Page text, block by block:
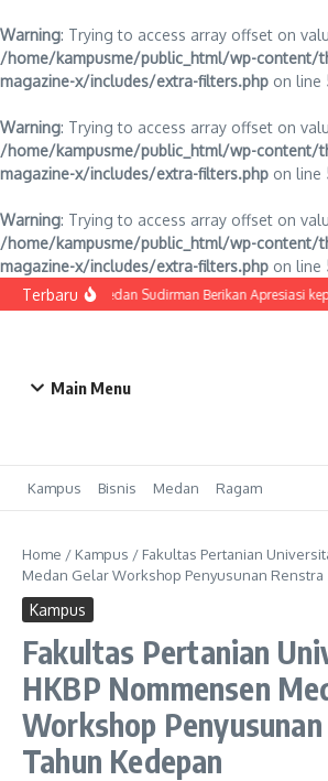
Warning: Trying to access array offset on
/home/kampusme/public_html/wp-content/
magazine-x/includes/extra-filters.php on line
Warning: Trying to access array offset on
/home/kampusme/public_html/wp-content/
magazine-x/includes/extra-filters.php on line
Warning: Trying to access array offset on
/home/kampusme/public_html/wp-content/
magazine-x/includes/extra-filters.php on line
Lewati ke konten
TerbaruHKBP Medan Sudirman Berikan Apresiasi
Main Menu
Kampus Bisnis Medan Ragam
Home / Kampus / Fakultas Pertanian
Medan Gelar Workshop Penyusunan
Kampus
Fakultas Pertanian
HKBP Nommensen
Workshop
Tahun Kedepan